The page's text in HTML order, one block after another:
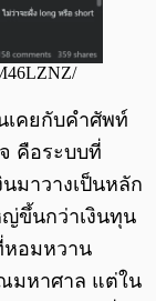
เคยกับคำศัพท์
จ คือระบบที่
มาวางเป็นหลัก
ขึ้นกว่าเงินทุน
หอมหวาน
มหาศาล แต่ใน